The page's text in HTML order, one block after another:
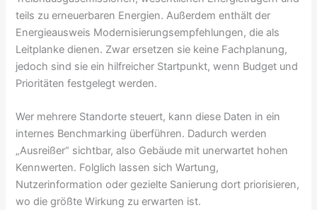
teils zu erneuerbaren Energien. Außerdem enthält der
Energieausweis Modernisierungsempfehlungen, die als
Leitplanke dienen. Zwar ersetzen sie keine Fachplanung,
jedoch sind sie ein hilfreicher Startpunkt, wenn Budget und
Prioritäten festgelegt werden.
Wer mehrere Standorte steuert, kann diese Daten in ein
internes Benchmarking überführen. Dadurch werden
„Ausreißer“ sichtbar, also Gebäude mit unerwartet hohen
Kennwerten. Folglich lassen sich Wartung,
Nutzerinformation oder gezielte Sanierung dort priorisieren,
wo die größte Wirkung zu erwarten ist.